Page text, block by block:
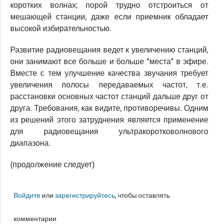
коротких волнах; порой трудно отстроиться от
мешающей станции, даже если приемник обладает
высокой избирательностью.
Развитие радиовещания ведет к увеличению станций,
они занимают все больше и больше “места” в эфире.
Вместе с тем улучшение качества звучания требует
увеличения полосы передаваемых частот, т.е.
расстановки основных частот станций дальше друг от
друга. Требования, как видите, противоречивы. Одним
из решений этого затруднения является применение
для радиовещания ультракоротковолнового
диапазона.
(продолжение следует)
Войдите илизарегистрируйтесь, чтобы оставлять
комментарии